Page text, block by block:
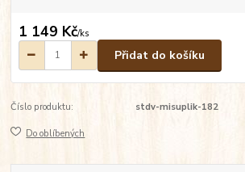
1 149 Kč/ks
Přidat do košíku
Číslo produktu: stdv-misuplik-182
Do oblíbených